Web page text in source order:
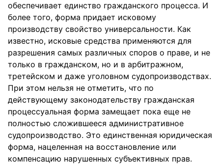
обеспечивает единство гражданского процесса. И
более того, форма придает исковому
производству свойство универсальности. Как
известно, исковые средства применяются для
разрешения самых различных споров о праве, и не
только в гражданском, но и в арбитражном,
третейском и даже уголовном судопроизводствах.
При этом нельзя не отметить, что по
действующему законодательству гражданская
процессуальная форма замещает пока еще не
полностью сложившееся административное
судопроизводство. Это единственная юридическая
форма, нацеленная на восстановление или
компенсацию нарушенных субъективных прав.